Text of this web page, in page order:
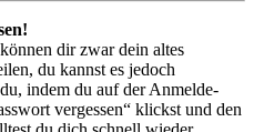
dir zwar dein altes
du kannst es jedoch
indem du auf der Anmelde-
vergessen“ klickst und den